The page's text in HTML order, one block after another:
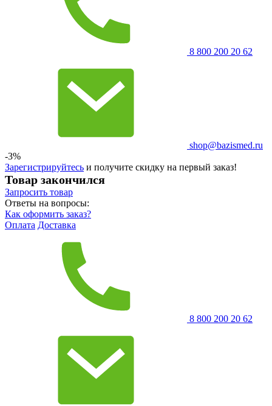
8 800 200 20 62
shop@bazismed.ru
-3%
Зарегистрируйтесь и получите скидку на первый заказ!
Товар закончился
Запросить товар
Ответы на вопросы:
Как оформить заказ?
Оплата Доставка
8 800 200 20 62